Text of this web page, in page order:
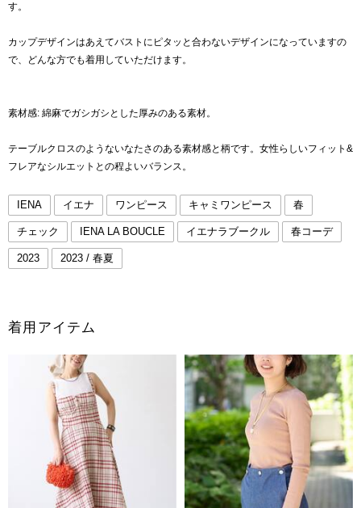
す。
カップデザインはあえてバストにピタッと合わないデザインになっていますの
で、どんな方でも着用していただけます。
素材感: 綿麻でガシガシとした厚みのある素材。
テーブルクロスのようないなたさのある素材感と柄です。女性らしいフィット&
フレアなシルエットとの程よいバランス。
IENA イエナ ワンピース キャミワンピース 春
チェック IENA LA BOUCLE イエナラブークル 春コーデ
2023 2023 / 春夏
着用アイテム